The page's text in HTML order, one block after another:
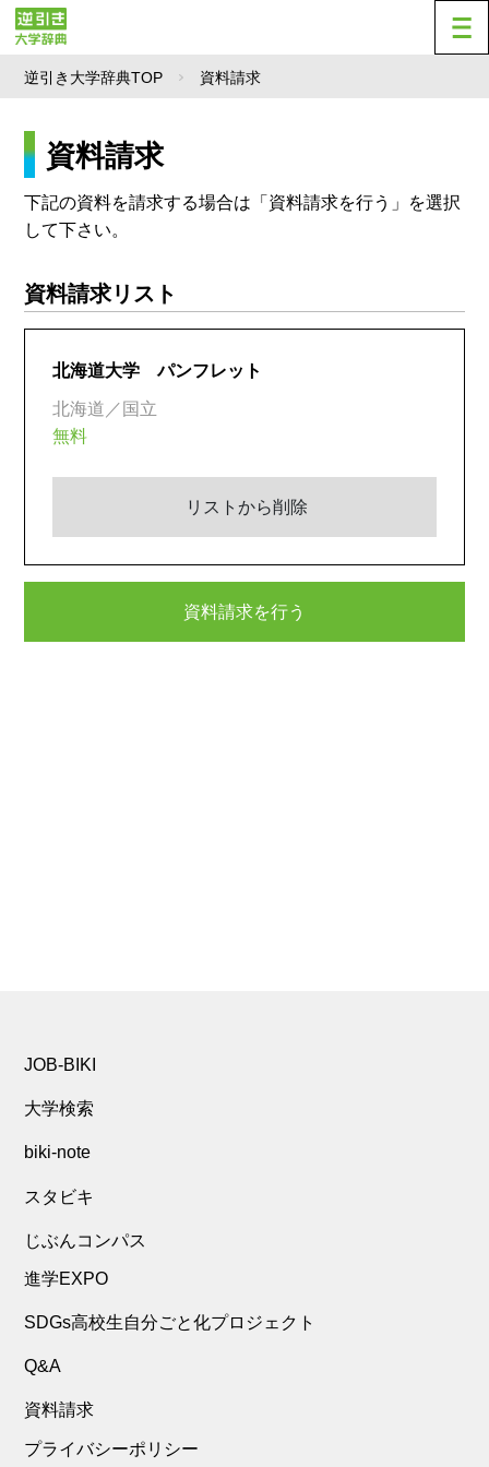
逆引き大学辞典TOP 資料請求
資料請求
下記の資料を請求する場合は「資料請求を行う」を選択
して下さい。
資料請求リスト
北海道大学 パンフレット
北海道／国立
無料
リストから削除
資料請求を行う
JOB-BIKI
大学検索
biki-note
スタビキ
じぶんコンパス
進学EXPO
SDGs高校生自分ごと化プロジェクト
Q&A
資料請求
プライバシーポリシー